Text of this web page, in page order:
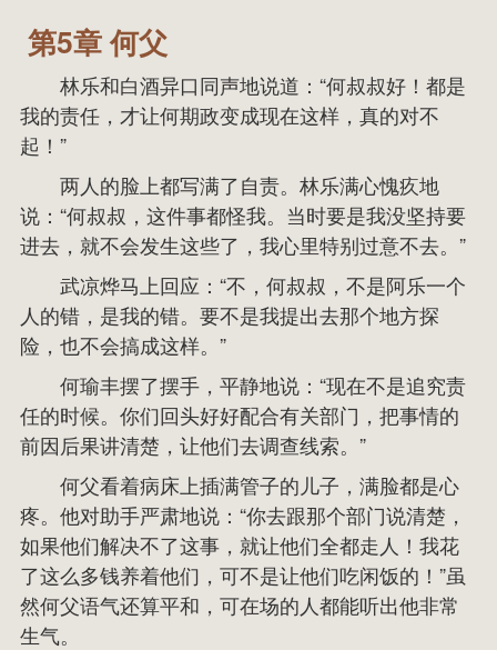
第5章 何父
林乐和白酒异口同声地说道：“何叔叔好！都是
我的责任，才让何期政变成现在这样，真的对不
起！”
两人的脸上都写满了自责。林乐满心愧疚地
说：“何叔叔，这件事都怪我。当时要是我没坚持要
进去，就不会发生这些了，我心里特别过意不去。”
武凉烨马上回应：“不，何叔叔，不是阿乐一个
人的错，是我的错。要不是我提出去那个地方探
险，也不会搞成这样。”
何瑜丰摆了摆手，平静地说：“现在不是追究责
任的时候。你们回头好好配合有关部门，把事情的
前因后果讲清楚，让他们去调查线索。”
何父看着病床上插满管子的儿子，满脸都是心
疼。他对助手严肃地说：“你去跟那个部门说清楚，
如果他们解决不了这事，就让他们全都走人！我花
了这么多钱养着他们，可不是让他们吃闲饭的！”虽
然何父语气还算平和，可在场的人都能听出他非常
生气。